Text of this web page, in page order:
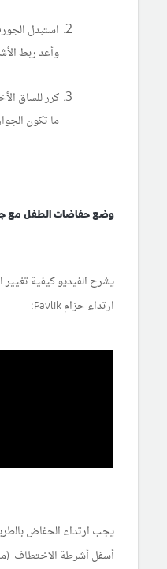
استبدل
وأعد ربط
ما تكون
وضع حفاضات الطفل مع
يشرح الفيديو كيفية
ارتداء حزام Pavlik:
يجب ارتداء الحفاض
أسفل أشرطة الاختطاف